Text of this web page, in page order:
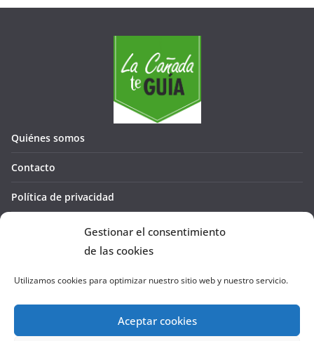
Gestionar el consentimiento
de las cookies
Utilizamos cookies para optimizar nuestro sitio web y nuestro servicio.
Aceptar cookies
Quiénes somos
Contacto
Política de privacidad
Política de cookies (UE)